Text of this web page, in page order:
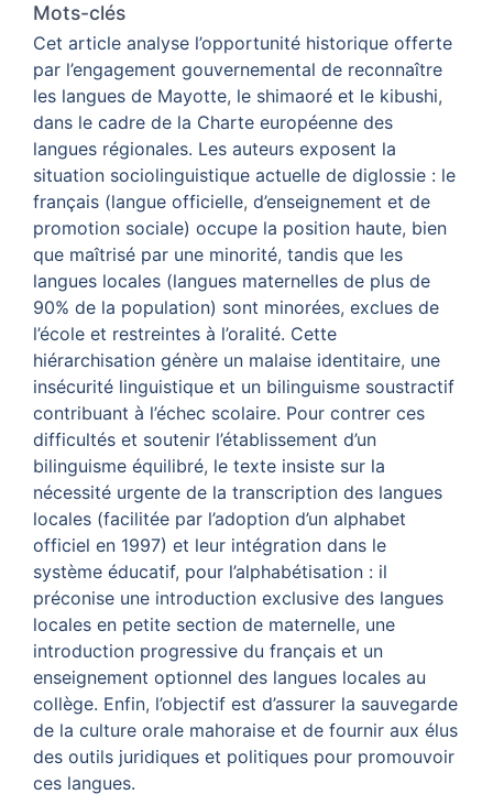
Mots-clés
Cet article analyse l’opportunité historique offerte
par l’engagement gouvernemental de reconnaître
les langues de Mayotte, le shimaoré et le kibushi,
dans le cadre de la Charte européenne des
langues régionales. Les auteurs exposent la
situation sociolinguistique actuelle de diglossie : le
français (langue officielle, d’enseignement et de
promotion sociale) occupe la position haute, bien
que maîtrisé par une minorité, tandis que les
langues locales (langues maternelles de plus de
90% de la population) sont minorées, exclues de
l’école et restreintes à l’oralité. Cette
hiérarchisation génère un malaise identitaire, une
insécurité linguistique et un bilinguisme soustractif
contribuant à l’échec scolaire. Pour contrer ces
difficultés et soutenir l’établissement d’un
bilinguisme équilibré, le texte insiste sur la
nécessité urgente de la transcription des langues
locales (facilitée par l’adoption d’un alphabet
officiel en 1997) et leur intégration dans le
système éducatif, pour l’alphabétisation : il
préconise une introduction exclusive des langues
locales en petite section de maternelle, une
introduction progressive du français et un
enseignement optionnel des langues locales au
collège. Enfin, l’objectif est d’assurer la sauvegarde
de la culture orale mahoraise et de fournir aux élus
des outils juridiques et politiques pour promouvoir
ces langues.